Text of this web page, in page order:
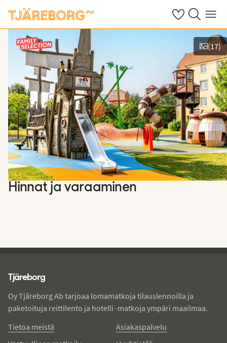
OmatHaku Valikko
Näytä kuvia
(17)
Hinnat ja varaaminen
Tjäreborg
Oy Tjäreborg Ab tarjoaa lomamatkoja tilauslennoilla ja
paketoituja reittilento ja hotelli -matkoja ympäri maailmaa.
Tietoa meistä
Asiakaspalvelu